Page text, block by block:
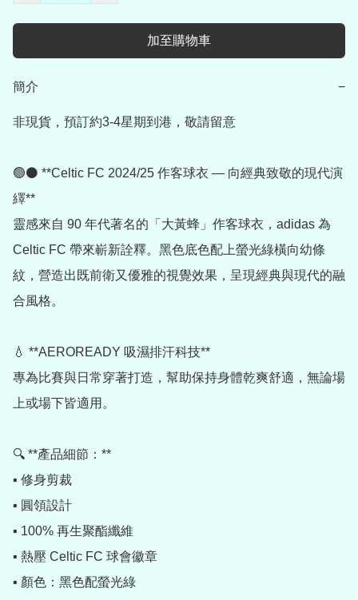
加至購物車
簡介 −
非現貨，預訂約3-4星期到港，敬請留意
🟢⚫ **Celtic FC 2024/25 作客球衣 — 向經典致敬的現代演
繹**
靈感來自 90 年代著名的「大黃蜂」作客球衣，adidas 為
Celtic FC 帶來嶄新詮釋。黑色底色配上螢光綠橫向幼條
紋，營造出既前衛又優雅的視覺效果，呈現經典與現代的融
合風格。
💧 **AEROREADY 吸濕排汗科技**
專為比賽與日常穿著打造，幫助保持身體乾爽舒適，無論場
上或場下皆適用。
🔍 **產品細節：**
▪️ 修身剪裁
▪️ 圓領設計
▪️ 100% 再生聚酯纖維
▪️ 熱壓 Celtic FC 球會徽章
▪️ 顏色：黑色配螢光綠